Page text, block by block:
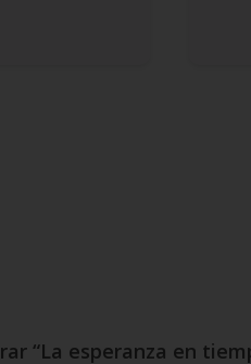
“La esperanza en